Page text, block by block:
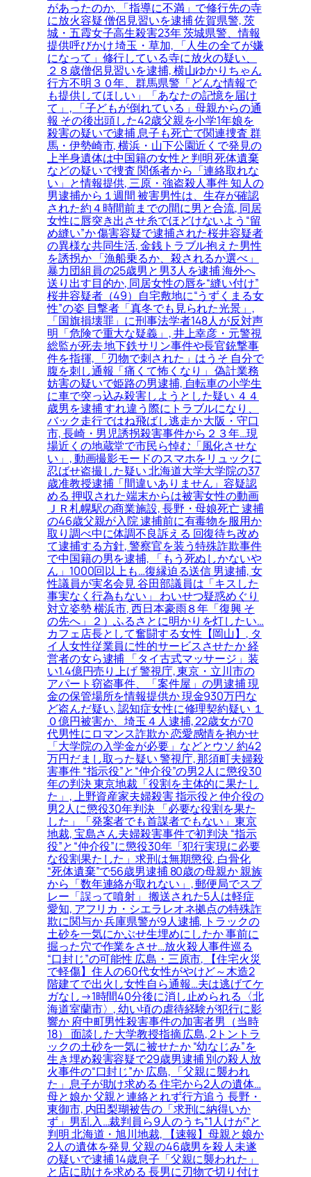
があったのか, 「指導に不満」で修行先の寺
に放火容疑 僧侶見習いを逮捕 佐賀県警, 茨
城・五霞女子高生殺害23年 茨城県警、情報
提供呼びかけ 埼玉・草加, 「人生の全てが嫌
になって」修行している寺に放火の疑い、
２８歳僧侶見習いを逮捕, 横山ゆかりちゃん
行方不明３０年、群馬県警「どんな情報で
も提供してほしい」「あなたの記憶を届け
て」, 「子どもが倒れている」母親からの通
報 その後出頭した42歳父親を小学1年娘を
殺害の疑いで逮捕 息子も死亡で関連捜査 群
馬・伊勢崎市, 横浜・山下公園近くで発見の
上半身遺体は中国籍の女性と判明 死体遺棄
などの疑いで捜査 関係者から「連絡取れな
い」と情報提供, 三原・強盗殺人事件 知人の
男逮捕から１週間 被害男性は、生存が確認
された約４時間前までの間に男と合流, 同居
女性に唇突き出させ糸でほどけないよう“留
め縫い”か 傷害容疑で逮捕された桜井容疑者
の異様な共同生活, 金銭トラブル抱えた男性
を誘拐か 「漁船乗るか、殺されるか選べ」
暴力団組員の25歳男と男3人を逮捕 海外へ
送り出す目的か, 同居女性の唇を“縫い付け”
桜井容疑者（49）自宅敷地に“うずくまる女
性”の姿 目撃者「真冬でも見られた光景」,
「国旗損壊罪」に刑事法学者148人が反対声
明「危険で重大な疑義」, 井上幸彦・元警視
総監が死去 地下鉄サリン事件や長官銃撃事
件を指揮, 「刃物で刺された」はうそ 自分で
腹を刺し通報「痛くて怖くなり」 偽計業務
妨害の疑いで姫路の男逮捕, 自転車の小学生
に車で突っ込み殺害しようとした疑い ４４
歳男を逮捕 すれ違う際にトラブルになり、
バック走行ではね飛ばし逃走か 大阪・守口
市, 長崎・男児誘拐殺害事件から２３年…現
場近くの地蔵堂で市民ら悼む「風化させな
い」, 動画撮影モードのスマホをリュックに
忍ばせ盗撮した疑い 北海道大学大学院の37
歳准教授逮捕「間違いありません」容疑認
める 押収された端末からは被害女性の動画
ＪＲ札幌駅の商業施設, 長野・母娘死亡 逮捕
の46歳父親が入院 逮捕前に有毒物を服用か
取り調べ中に体調不良訴える 回復待ち改め
て逮捕する方針, 警察官を装う特殊詐欺事件
で中国籍の男を逮捕, 「もう死ぬしかないや
ん」1000回以上も…復縁迫る送信 男逮捕, 女
性議員が実名会見 谷田部議員は「キスした
事実なく行為もない」 わいせつ疑惑めぐり
対立姿勢 横浜市, 西日本豪雨８年「復興 そ
の先へ」２）ふるさとに明かりを灯したい…
カフェ店長として奮闘する女性【岡山】, タ
イ人女性従業員に性的サービスさせたか 経
営者の女ら逮捕 「タイ古式マッサージ」装
い1.4億円売り上げ 警視庁, 東京・立川市の
アパート窃盗事件、「案件屋」の男逮捕 現
金の保管場所を情報提供か 現金930万円な
ど盗んだ疑い, 認知症女性に修理契約疑い １
０億円被害か、埼玉４人逮捕, 22歳女が70
代男性にロマンス詐欺か 恋愛感情を抱かせ
「大学院の入学金が必要」などとウソ 約42
万円だまし取った疑い 警視庁, 那須町夫婦殺
害事件 “指示役”と“仲介役”の男2人に懲役30
年の判決 東京地裁「役割を主体的に果たし
た」, 上野資産家夫婦殺害 指示役と仲介役の
男2人に懲役30年判決 「必要な役割を果た
した」「発案者でも首謀者でもない」東京
地裁, 宝島さん夫婦殺害事件で初判決 “指示
役”と“仲介役”に懲役30年「犯行実現に必要
な役割果たした」求刑は無期懲役, 白骨化
“死体遺棄”で56歳男逮捕 80歳の母親か 親族
から「数年連絡が取れない」, 郵便局でスプ
レー「誤って噴射」 搬送された5人は軽症
愛知, アフリカ・シエラレオネ拠点の特殊詐
欺に関与か 兵庫県警が9人逮捕, トラックの
土砂を一気にかぶせ生埋めにしたか 事前に
掘った穴で作業をさせ…放火殺人事件巡る
“口封じ”の可能性 広島・三原市, 【住宅火災
で軽傷】住人の60代女性がやけど～木造2
階建てで出火し女性自ら通報…夫は逃げてケ
ガなし→1時間40分後に消し止められる〈北
海道室蘭市〉, 幼い頃の虐待経験が犯行に影
響か 府中町男性殺害事件の加害者男（当時
18） 面談した大学教授指摘 広島, 2トントラ
ックの土砂を一気に被せたか “幼なじみ”を
生き埋め殺害容疑で29歳男逮捕 別の殺人放
火事件の“口封じ”か 広島, 「父親に襲われ
た」息子が助け求める 住宅から2人の遺体…
母と娘か 父親と連絡とれず行方追う 長野・
東御市, 内田梨瑚被告の「求刑に納得いか
ず」男乱入…裁判員ら9人のうち“1人けが”と
判明 北海道・旭川地裁, 【速報】母親と娘か
2人の遺体を発見 父親の46歳男を殺人未遂
の疑いで逮捕 14歳息子「父親に襲われた」
と店に助けを求める 長男に刃物で切り付け